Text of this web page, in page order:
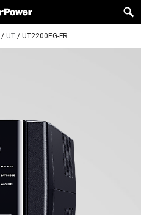
/ UT / UT2200EG-FR